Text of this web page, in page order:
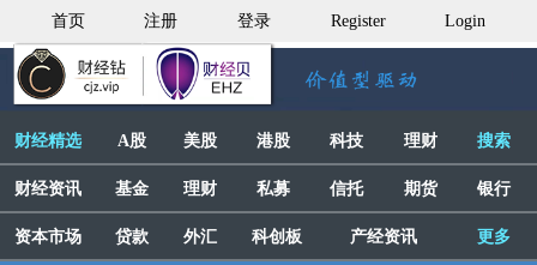
首页 注册 登录 Register Login
财经精选 A股 美股 港股 科技 理财 搜索
财经资讯 基金 理财 私募 信托 期货 银行
资本市场 贷款 外汇 科创板 产经资讯 更多